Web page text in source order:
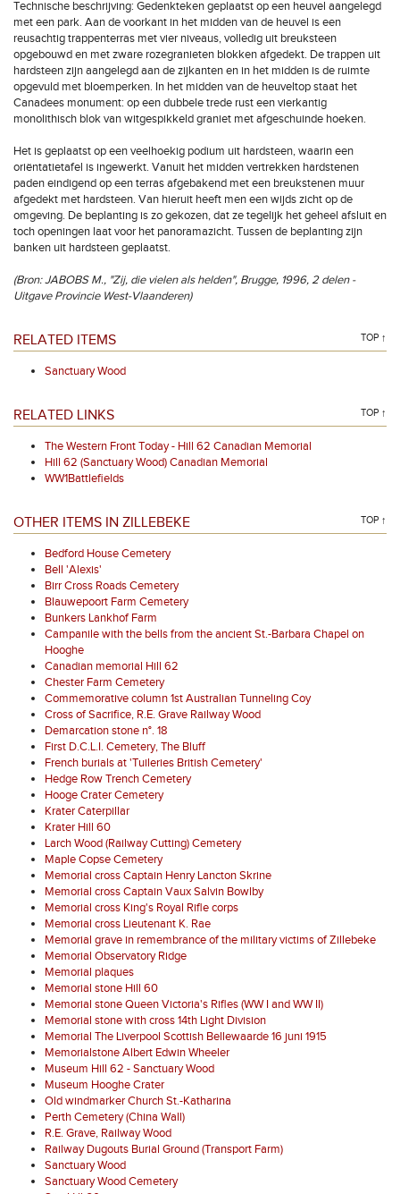
Technische beschrijving: Gedenkteken geplaatst op een heuvel aangelegd
met een park. Aan de voorkant in het midden van de heuvel is een
reusachtig trappenterras met vier niveaus, volledig uit breuksteen
opgebouwd en met zware rozegranieten blokken afgedekt. De trappen uit
hardsteen zijn aangelegd aan de zijkanten en in het midden is de ruimte
opgevuld met bloemperken. In het midden van de heuveltop staat het
Canadees monument: op een dubbele trede rust een vierkantig
monolithisch blok van witgespikkeld graniet met afgeschuinde hoeken.
Het is geplaatst op een veelhoekig podium uit hardsteen, waarin een
oriëntatietafel is ingewerkt. Vanuit het midden vertrekken hardstenen
paden eindigend op een terras afgebakend met een breukstenen muur
afgedekt met hardsteen. Van hieruit heeft men een wijds zicht op de
omgeving. De beplanting is zo gekozen, dat ze tegelijk het geheel afsluit en
toch openingen laat voor het panoramazicht. Tussen de beplanting zijn
banken uit hardsteen geplaatst.
(Bron: JABOBS M., "Zij, die vielen als helden", Brugge, 1996, 2 delen -
Uitgave Provincie West-Vlaanderen)
RELATED ITEMS TOP ↑
Sanctuary Wood
RELATED LINKS TOP ↑
The Western Front Today - Hill 62 Canadian Memorial
Hill 62 (Sanctuary Wood) Canadian Memorial
WW1Battlefields
OTHER ITEMS IN ZILLEBEKE TOP ↑
Bedford House Cemetery
Bell 'Alexis'
Birr Cross Roads Cemetery
Blauwepoort Farm Cemetery
Bunkers Lankhof Farm
Campanile with the bells from the ancient St.-Barbara Chapel on
Hooghe
Canadian memorial Hill 62
Chester Farm Cemetery
Commemorative column 1st Australian Tunneling Coy
Cross of Sacrifice, R.E. Grave Railway Wood
Demarcation stone n°. 18
First D.C.L.I. Cemetery, The Bluff
French burials at 'Tuileries British Cemetery'
Hedge Row Trench Cemetery
Hooge Crater Cemetery
Krater Caterpillar
Krater Hill 60
Larch Wood (Railway Cutting) Cemetery
Maple Copse Cemetery
Memorial cross Captain Henry Lancton Skrine
Memorial cross Captain Vaux Salvin Bowlby
Memorial cross King's Royal Rifle corps
Memorial cross Lieutenant K. Rae
Memorial grave in remembrance of the military victims of Zillebeke
Memorial Observatory Ridge
Memorial plaques
Memorial stone Hill 60
Memorial stone Queen Victoria's Rifles (WW I and WW II)
Memorial stone with cross 14th Light Division
Memorial The Liverpool Scottish Bellewaarde 16 juni 1915
Memorialstone Albert Edwin Wheeler
Museum Hill 62 - Sanctuary Wood
Museum Hooghe Crater
Old windmarker Church St.-Katharina
Perth Cemetery (China Wall)
R.E. Grave, Railway Wood
Railway Dugouts Burial Ground (Transport Farm)
Sanctuary Wood
Sanctuary Wood Cemetery